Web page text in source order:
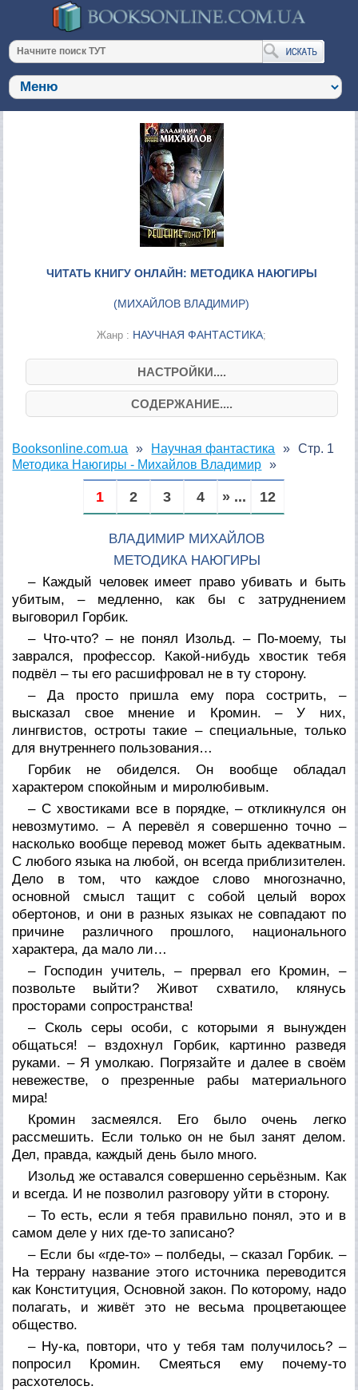
ЧИТАТЬ КНИГУ ОНЛАЙН: МЕТОДИКА НАЮГИРЫ
(МИХАЙЛОВ ВЛАДИМИР)
Жанр : НАУЧНАЯ ФАНТАСТИКА;
НАСТРОЙКИ....
СОДЕРЖАНИЕ....
Booksonline.com.ua
Научная фантастика
Методика Наюгиры - Михайлов Владимир
Стр. 1
1 2 3 4 » ... 12
ВЛАДИМИР МИХАЙЛОВ
МЕТОДИКА НАЮГИРЫ
– Каждый человек имеет право убивать и быть
убитым, – медленно, как бы с затруднением
выговорил Горбик.
– Что-что? – не понял Изольд. – По-моему, ты
заврался, профессор. Какой-нибудь хвостик тебя
подвёл – ты его расшифровал не в ту сторону.
– Да просто пришла ему пора сострить, –
высказал свое мнение и Кромин. – У них,
лингвистов, остроты такие – специальные, только
для внутреннего пользования…
Горбик не обиделся. Он вообще обладал
характером спокойным и миролюбивым.
– С хвостиками все в порядке, – откликнулся он
невозмутимо. – А перевёл я совершенно точно –
насколько вообще перевод может быть адекватным.
С любого языка на любой, он всегда приблизителен.
Дело в том, что каждое слово многозначно,
основной смысл тащит с собой целый ворох
обертонов, и они в разных языках не совпадают по
причине различного прошлого, национального
характера, да мало ли…
– Господин учитель, – прервал его Кромин, –
позвольте выйти? Живот схватило, клянусь
просторами сопространства!
– Сколь серы особи, с которыми я вынужден
общаться! – вздохнул Горбик, картинно разведя
руками. – Я умолкаю. Погрязайте и далее в своём
невежестве, о презренные рабы материального
мира!
Кромин засмеялся. Его было очень легко
рассмешить. Если только он не был занят делом.
Дел, правда, каждый день было много.
Изольд же оставался совершенно серьёзным. Как
и всегда. И не позволил разговору уйти в сторону.
– То есть, если я тебя правильно понял, это и в
самом деле у них где-то записано?
– Если бы «где-то» – полбеды, – сказал Горбик. –
На террану название этого источника переводится
как Конституция, Основной закон. По которому, надо
полагать, и живёт это не весьма процветающее
общество.
– Ну-ка, повтори, что у тебя там получилось? –
попросил Кромин. Смеяться ему почему-то
расхотелось.